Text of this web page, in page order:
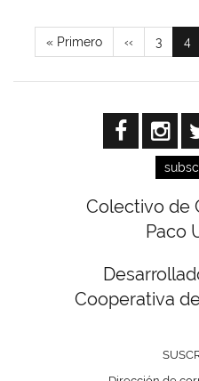
Paginación
Primera
página
« Primero
Página
anterior
‹‹ Page
3 4
Colectivo de
Paco
Cooperativa